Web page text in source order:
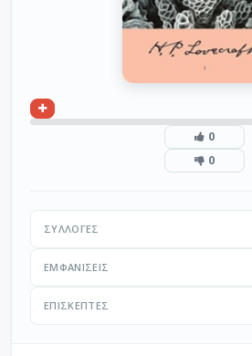
0
0
ΣΥΛΛΟΓΈΣ
ΕΜΦΑΝΊΣΕΙΣ
ΕΠΙΣΚΈΠΤΕΣ